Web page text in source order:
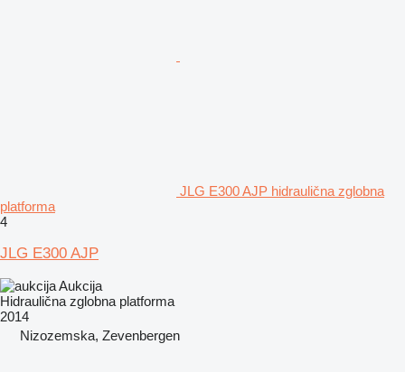
JLG E300 AJP hidraulična zglobna
platforma
4
JLG E300 AJP
Aukcija
Hidraulična zglobna platforma
2014
Nizozemska, Zevenbergen